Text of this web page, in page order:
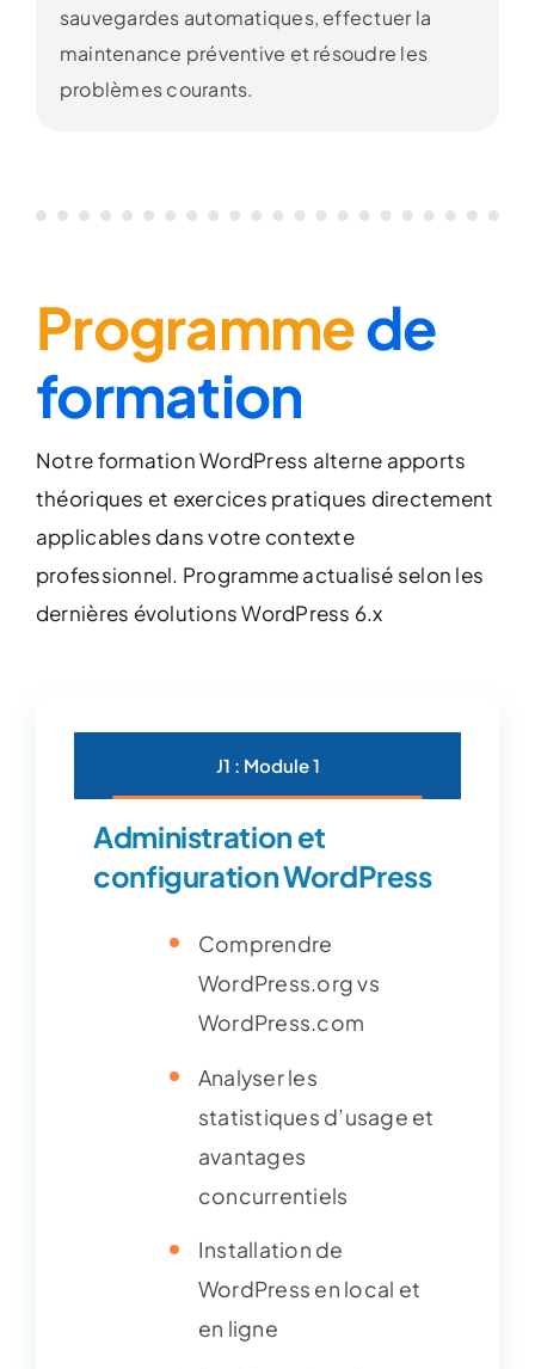
sauvegardes automatiques, effectuer la
maintenance préventive et résoudre les
problèmes courants.
Programmede
formation
Notre formation WordPress alterne apports
théoriques et exercices pratiques directement
applicables dans votre contexte
professionnel. Programme actualisé selon les
dernières évolutions WordPress 6.x
J1 : Module 1
Administration et
configuration WordPress
Comprendre
WordPress.org vs
WordPress.com
Analyser les
statistiques d’usage et
avantages
concurrentiels
Installation de
WordPress en local et
en ligne